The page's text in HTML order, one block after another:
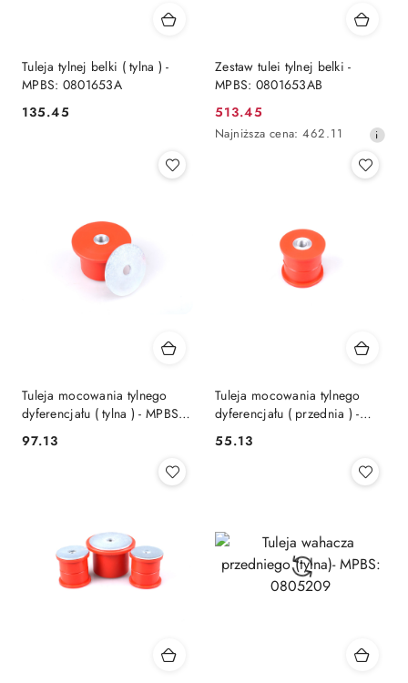
Tuleja tylnej belki ( tylna ) -
MPBS: 0801653A
Cena:
135.45
Zestaw tulei tylnej belki -
MPBS: 0801653AB
Cena
promocyjna:
513.45
Najniższa
Najniższa cena: 462.11
Tuleja mocowania tylnego
dyferencjału ( tylna ) - MPBS:
0801644B
Cena:
97.13
Tuleja mocowania tylnego
dyferencjału ( przednia ) -
MPBS: 0801644A
Cena:
55.13